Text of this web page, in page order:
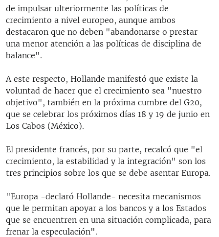
de impulsar ulteriormente las políticas de
crecimiento a nivel europeo, aunque ambos
destacaron que no deben "abandonarse o prestar
una menor atención a las políticas de disciplina de
balance".
A este respecto, Hollande manifestó que existe la
voluntad de hacer que el crecimiento sea "nuestro
objetivo", también en la próxima cumbre del G20,
que se celebrar los próximos días 18 y 19 de junio en
Los Cabos (México).
El presidente francés, por su parte, recalcó que "el
crecimiento, la estabilidad y la integración" son los
tres principios sobre los que se debe asentar Europa.
"Europa -declaró Hollande- necesita mecanismos
que le permitan apoyar a los bancos y a los Estados
que se encuentren en una situación complicada, para
frenar la especulación".